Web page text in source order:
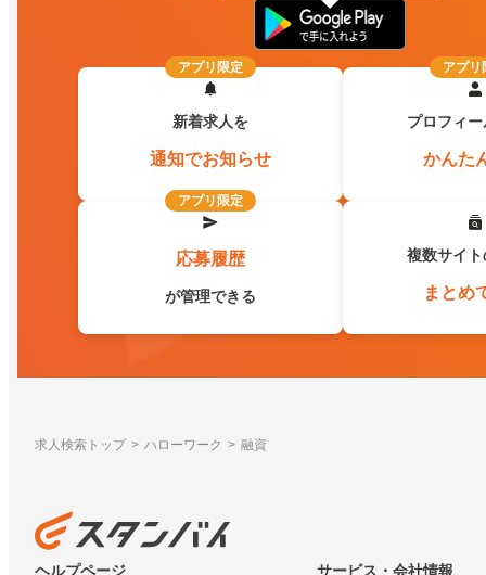
アプリ限定
新着求人を
通知でお知らせ
アプリ
プロフィ
かんた
アプリ限定
応募履歴
が管理できる
複数サイ
まとめ
求人検索トップ ハローワーク 融資
ヘルプページ サービス・会社情報